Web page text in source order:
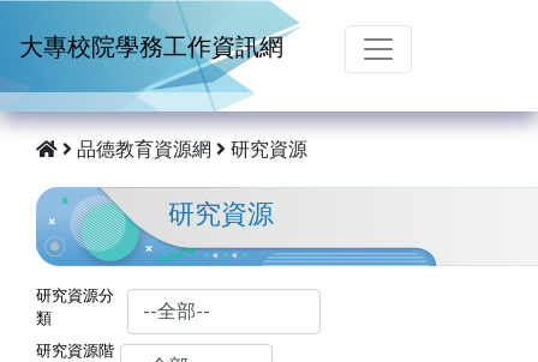
大專校院學務工作資訊網
品德教育資源網 研究資源
研究資源
研究資源分
類
研究資源階